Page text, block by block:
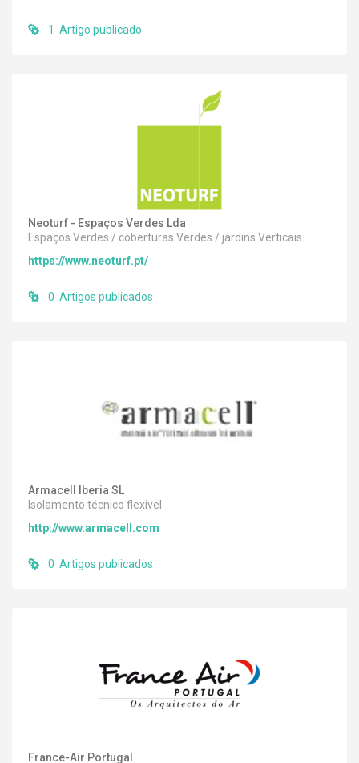
1 Artigo publicado
Neoturf - Espaços Verdes Lda
Espaços Verdes / coberturas Verdes / jardins Verticais
https://www.neoturf.pt/
0 Artigos publicados
Armacell Iberia SL
Isolamento técnico flexivel
http://www.armacell.com
0 Artigos publicados
France-Air Portugal